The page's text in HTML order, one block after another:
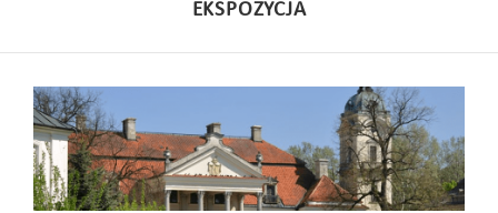
EKSPOZYCJA
Pałac